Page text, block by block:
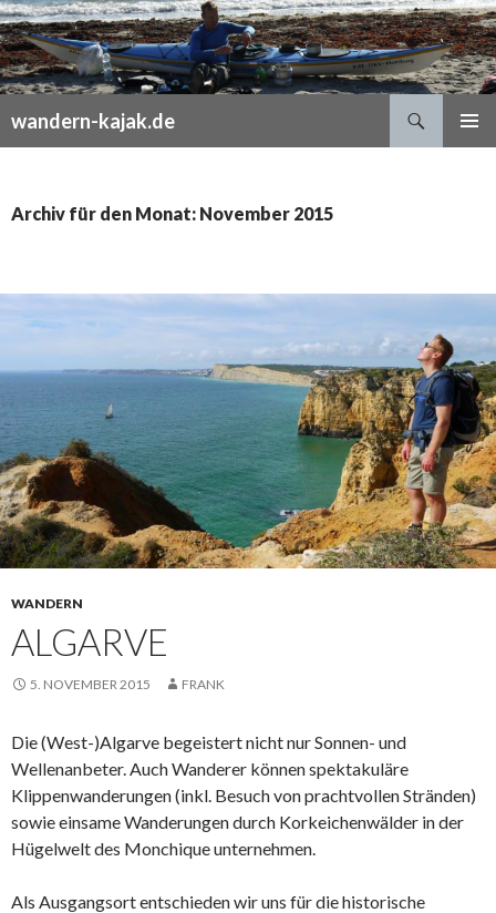
wandern-kajak.de
Archiv für den Monat: November 2015
WANDERN
ALGARVE
5. NOVEMBER 2015 FRANK
Die (West-)Algarve begeistert nicht nur Sonnen- und
Wellenanbeter. Auch Wanderer können spektakuläre
Klippenwanderungen (inkl. Besuch von prachtvollen Stränden)
sowie einsame Wanderungen durch Korkeichenwälder in der
Hügelwelt des Monchique unternehmen.
Als Ausgangsort entschieden wir uns für die historische